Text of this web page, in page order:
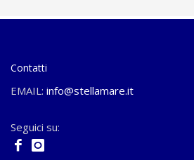
Contatti
EMAIL: info@stellamare.it
Seguici su: